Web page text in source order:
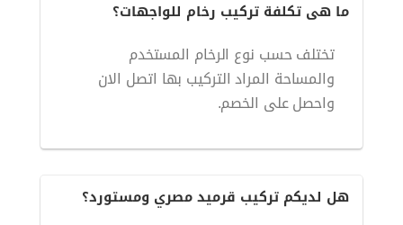
ما هى تكلفة تركيب رخام للواجهات؟
تختلف حسب نوع الرخام المستخدم
والمساحة المراد التركيب بها اتصل الان
واحصل على الخصم.
هل لديكم تركيب قرميد مصري ومستورد؟